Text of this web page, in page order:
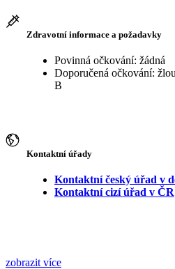
Zdravotní informace a požadavky
Povinná očkování: žádná
Doporučená očkování:
B
Kontaktní úřady
Kontaktní český úřad v
Kontaktní cizí úřad v ČR
zobrazit více